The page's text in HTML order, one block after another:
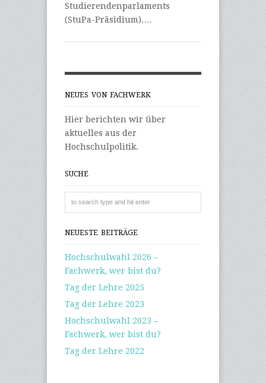
Studierendenparlaments
(StuPa-Präsidium).…
NEUES VON FACHWERK
Hier berichten wir über
aktuelles aus der
Hochschulpolitik.
SUCHE
NEUESTE BEITRÄGE
Hochschulwahl 2026 –
Fachwerk, wer bist du?
Tag der Lehre 2025
Tag der Lehre 2023
Hochschulwahl 2023 –
Fachwerk, wer bist du?
Tag der Lehre 2022